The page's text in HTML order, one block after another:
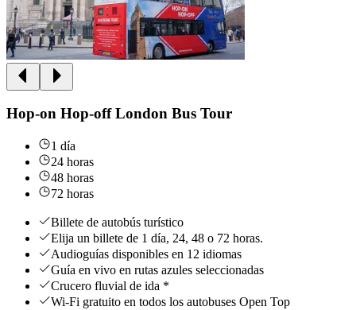
Hop-on Hop-off London Bus Tour
1 día
24 horas
48 horas
72 horas
Billete de autobús turístico
Elija un billete de 1 día, 24, 48 o 72 horas.
Audioguías disponibles en 12 idiomas
Guía en vivo en rutas azules seleccionadas
Crucero fluvial de ida *
Wi-Fi gratuito en todos los autobuses Open Top